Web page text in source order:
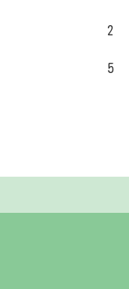
2
5